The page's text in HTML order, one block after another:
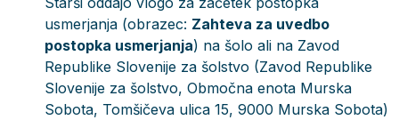
usmerjanja (obrazec: Zahteva za uvedbo
postopka usmerjanja) na šolo ali na Zavod
Republike Slovenije za šolstvo (Zavod Republike
Slovenije za šolstvo, Območna enota Murska
Sobota, Tomšičeva ulica 15, 9000 Murska Sobota)